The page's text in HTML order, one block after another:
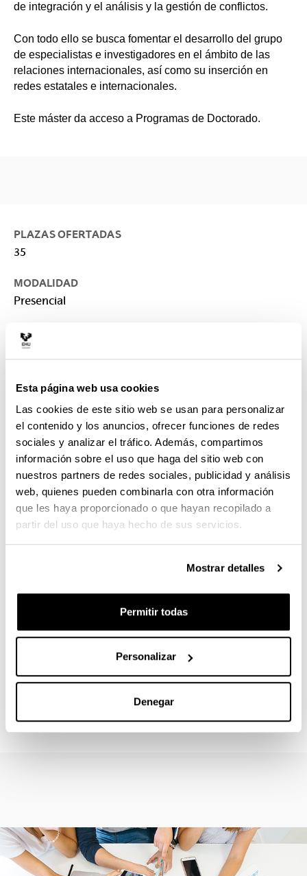
Esta página web usa cookies
Las cookies de este sitio web se usan para personalizar
el contenido y los anuncios, ofrecer funciones de redes
sociales y analizar el tráfico. Además, compartimos
información sobre el uso que haga del sitio web con
nuestros partners de redes sociales, publicidad y análisis
web, quienes pueden combinarla con otra información
que les haya proporcionado o que hayan recopilado a
partir del uso que haya hecho de sus servicios.
Mostrar detalles
Permitir todas
Personalizar
Denegar
de integración y el análisis y la gestión de conflictos.
Con todo ello se busca fomentar el desarrollo del grupo
de especialistas e investigadores en el ámbito de las
relaciones internacionales, así como su inserción en
redes estatales e internacionales.
Este máster da acceso a Programas de Doctorado.
PLAZAS OFERTADAS
35
MODALIDAD
Presencial
IDIOMA
Castellano
CRÉDITOS
DURACIÓN
1 curso
PRECIO ORIENTATIVO
1.800 €
LUGAR DE IMPARTICIÓN
Universidad del País Vasco/Euskal Herriko
Responsable del Máster :
PEREA OZERIN, IRATXE
iratxe.perea@ehu.eus
Secretaría :
master.csc@ehu.eus / gkz.masterra@ehu.eus
946 01 2345